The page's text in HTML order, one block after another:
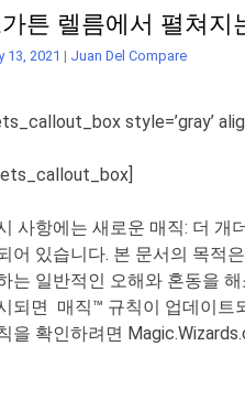
튼 렐름에서 펼쳐지
13, 2021 | Juan Del Compare
style=’gray’
사항에는 새로운 매직: 더 개
어 있습니다. 본 문서의 목적
는 일반적인 오해와 혼동을
되면 매직™ 규칙이 업데이트
을 확인하려면